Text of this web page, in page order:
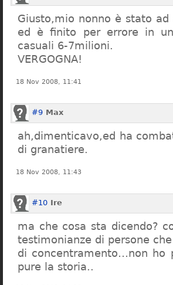
Giusto,mio nonno è stato
ed è finito per errore in
casuali 6-7milioni.
VERGOGNA!
18 Nov 2008, 11:41
#9 Max
ah,dimenticavo,ed ha
di granatiere.
18 Nov 2008, 11:43
#10 Ire
ma che cosa sta dicendo?
testimonianze di persone
di concentramento…non ho
pure la storia..